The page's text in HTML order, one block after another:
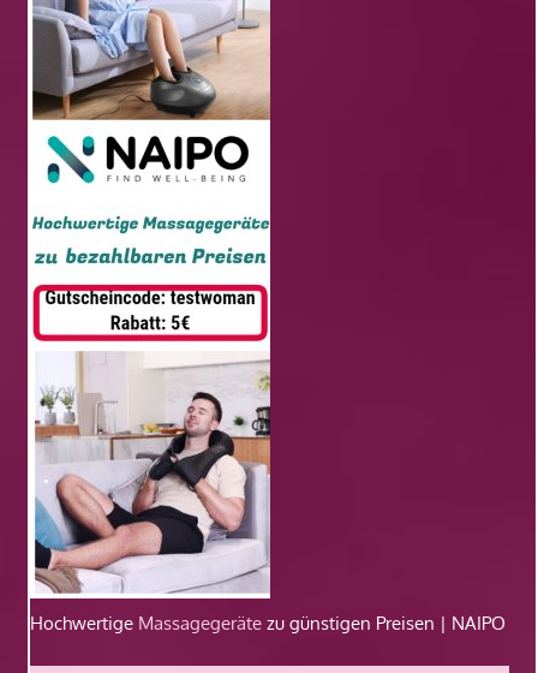
Hochwertige Massagegeräte zu günstigen Preisen | NAIPO